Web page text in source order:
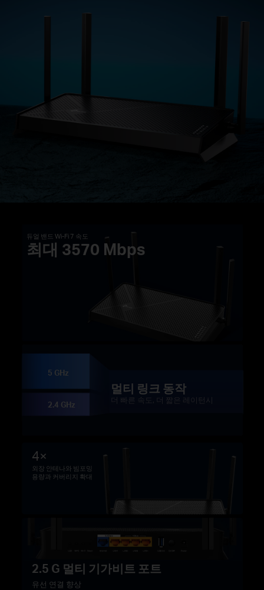
듀얼 밴드 Wi-Fi 7 속도
최대 3570 Mbps
4×
외장 안테나와 빔포밍
용량과 커버리지 확대
5 GHz
2.4 GHz
멀티 링크 동작
더 빠른 속도, 더 짧은 레이턴시
2.5 G 멀티 기가비트 포트
유선 연결 향상